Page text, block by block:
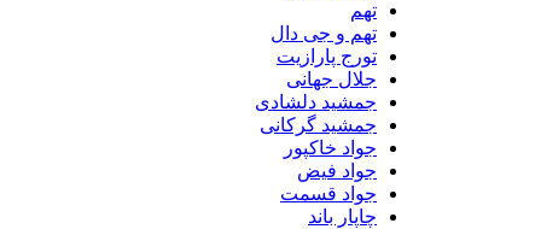
تهم و جی دال
تورج پارازیت
جلال جهانی
جمشید دلشادی
جمشید گرکانی
جواد خاکپور
جواد فیض
جواد قسمت
چاپار باند